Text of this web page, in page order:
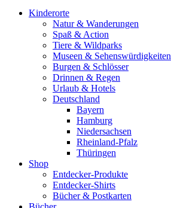
Kinderorte
Natur & Wanderungen
Spaß & Action
Tiere & Wildparks
Museen & Sehenswürdigkeiten
Burgen & Schlösser
Drinnen & Regen
Urlaub & Hotels
Deutschland
Bayern
Hamburg
Niedersachsen
Rheinland-Pfalz
Thüringen
Shop
Entdecker-Produkte
Entdecker-Shirts
Bücher & Postkarten